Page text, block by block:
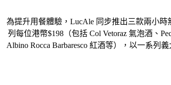
為提升⽤餐體驗，LucAle 同步推出三款兩⼩時
列每位港幣$198（包括 Col Vetoraz 氣泡酒、
Albino Rocca Barbaresco 紅酒等），以⼀系